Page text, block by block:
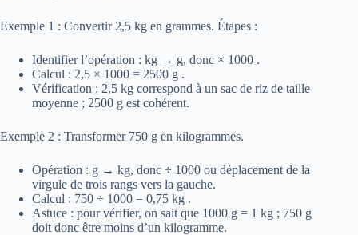
Exemple 1 : Convertir 2,5 kg en grammes. Étapes :
Identifier l’opération : kg → g, donc × 1000 .
Calcul : 2,5 × 1000 = 2500 g .
Vérification : 2,5 kg correspond à un sac de riz de taille
moyenne ; 2500 g est cohérent.
Exemple 2 : Transformer 750 g en kilogrammes.
Opération : g → kg, donc ÷ 1000 ou déplacement de la
virgule de trois rangs vers la gauche.
Calcul : 750 ÷ 1000 = 0,75 kg .
Astuce : pour vérifier, on sait que 1000 g = 1 kg ; 750 g
doit donc être moins d’un kilogramme.